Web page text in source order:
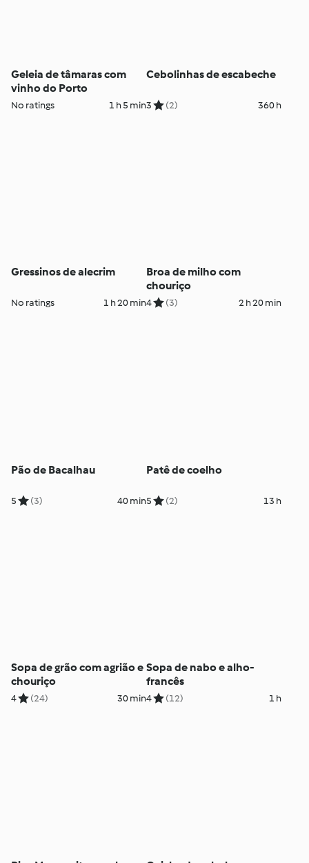
Geleia de tâmaras com
vinho do Porto
No ratings 1 h 5 min
Cebolinhas de escabeche
3 (2) 360 h
Gressinos de alecrim
No ratings 1 h 20 min
Broa de milho com
chouriço
4 (3) 2 h 20 min
Pão de Bacalhau
5 (3) 40 min
Patê de coelho
5 (2) 13 h
Sopa de grão com agrião e
chouriço
4 (24) 30 min
Sopa de nabo e alho-
francês
4 (12) 1 h